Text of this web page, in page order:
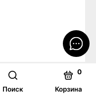
Поиск Корзина
0
и соусом